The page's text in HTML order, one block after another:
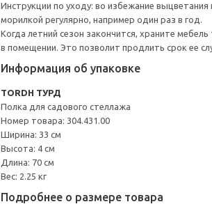
Инструкции по уходу: во избежание
морилкой регулярно, например один раз в год.
Когда летний сезон закончится, храните
в помещении. Это позволит продлить срок ее
Информация об упаковке
TORDH ТУРД
Полка для садового стеллажа
Номер товара: 304.431.00
Ширина: 33 см
Высота: 4 см
Длина: 70 см
Вес: 2.25 кг
Подробнее о размере товара